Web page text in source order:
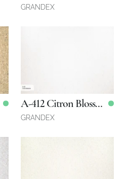
GRANDEX
A-412 Citron Blossom
GRANDEX